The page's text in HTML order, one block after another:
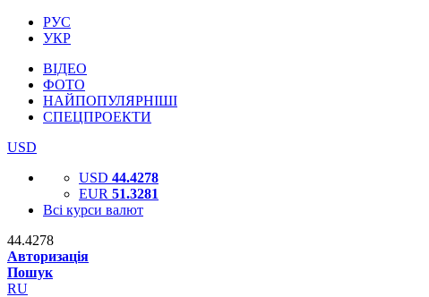
РУС
УКР
ВІДЕО
ФОТО
НАЙПОПУЛЯРНІШІ
СПЕЦПРОЕКТИ
USD
USD 44.4278
EUR 51.3281
Всі курси валют
44.4278
Авторизація
Пошук
RU